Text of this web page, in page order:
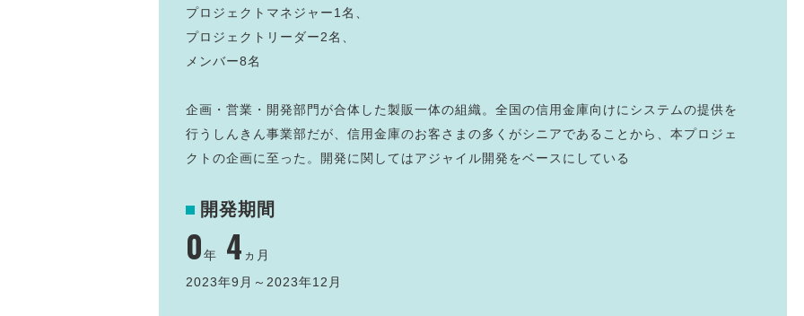
プロジェクトマネジャー1名、
プロジェクトリーダー2名、
メンバー8名
企画・営業・開発部門が合体した製販一体の組織。全国の信用金庫向けにシステムの提供を
行うしんきん事業部だが、信用金庫のお客さまの多くがシニアであることから、本プロジェ
クトの企画に至った。開発に関してはアジャイル開発をベースにしている
開発期間
0年 4 ヵ月
2023年9月～2023年12月